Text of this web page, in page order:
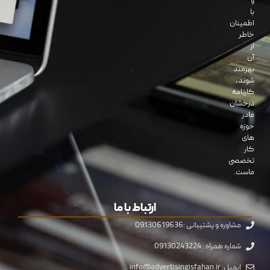
با
اطمینان
خاطر
از
آن
بهرمند
شوند،
کارنامه
درخشان
مادر
حوزه
های
کار
تخصصی
ماست.
ارتباط با ما
مشاوره و پشتیبانی :09130619636
شماره همراه : 09130243224
ایمیل: info@advertisingisfahan.ir